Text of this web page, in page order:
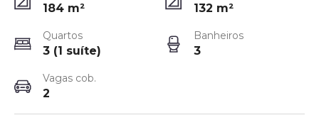
184 m² 132 m²
Quartos
3 (1 suíte)
Banheiros
3
Vagas cob.
2